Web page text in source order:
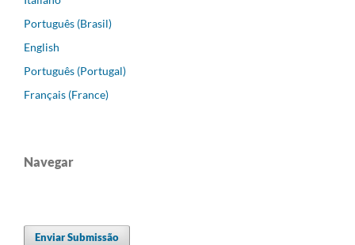
Português (Brasil)
English
Português (Portugal)
Français (France)
Navegar
Enviar Submissão